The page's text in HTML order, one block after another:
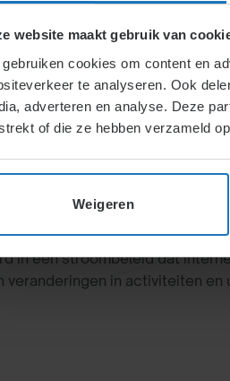
website maakt gebruik van
gebruiken cookies om content en
te analyseren. Ook
adverteren en analyse. Deze
of die ze hebben verzameld
Weigeren
met interne
om toekomstige behoeften aan
Dit beleid richt zich op
in een stroombeleid dat
veranderingen in activiteiten en